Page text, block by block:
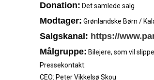
Donation: Det samlede salg
Modtager: Grønlandske Børn /
Salgskanal: https://
Målgruppe: Bilejere, som vil
Pressekontakt:
CEO: Peter Vikkelsø Skou